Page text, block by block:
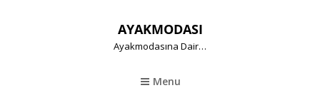
AYAKMODASI
Ayakmodasına Dair…
Menu